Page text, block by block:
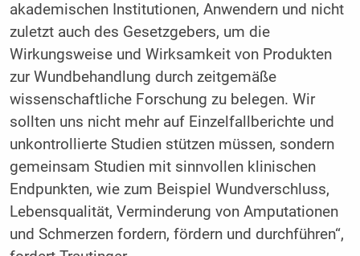
akademischen Institutionen, Anwendern und nicht
zuletzt auch des Gesetzgebers, um die
Wirkungsweise und Wirksamkeit von Produkten
zur Wundbehandlung durch zeitgemäße
wissenschaftliche Forschung zu belegen. Wir
sollten uns nicht mehr auf Einzelfallberichte und
unkontrollierte Studien stützen müssen, sondern
gemeinsam Studien mit sinnvollen klinischen
Endpunkten, wie zum Beispiel Wundverschluss,
Lebensqualität, Verminderung von Amputationen
und Schmerzen fordern, fördern und durchführen“,